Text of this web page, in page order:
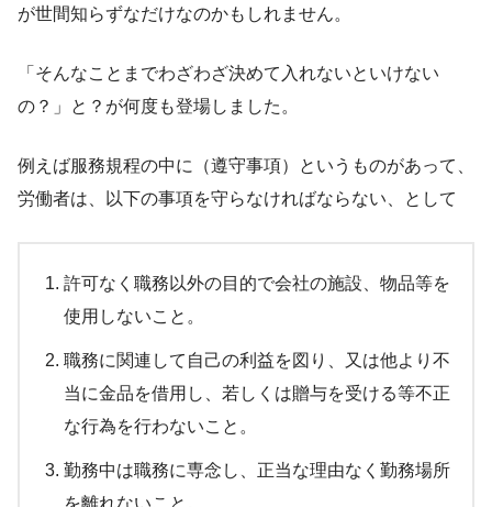
が世間知らずなだけなのかもしれません。
「そんなことまでわざわざ決めて入れないといけない
の？」と？が何度も登場しました。
例えば服務規程の中に（遵守事項）というものがあって、
労働者は、以下の事項を守らなければならない、として
許可なく職務以外の目的で会社の施設、物品等を
使用しないこと。
職務に関連して自己の利益を図り、又は他より不
当に金品を借用し、若しくは贈与を受ける等不正
な行為を行わないこと。
勤務中は職務に専念し、正当な理由なく勤務場所
を離れないこと。